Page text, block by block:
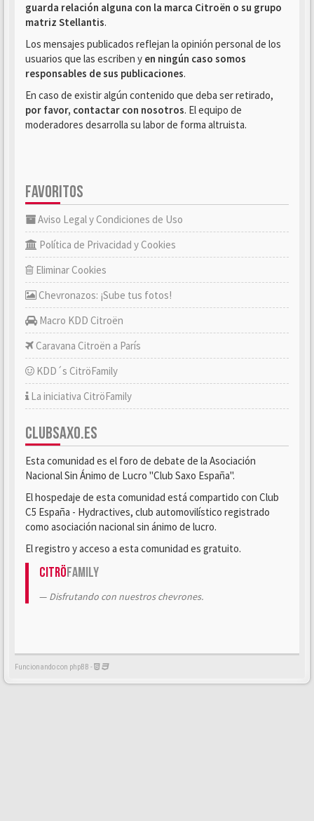
guarda relación alguna con la marca Citroën o su grupo
matriz Stellantis.
Los mensajes publicados reflejan la opinión personal de los
usuarios que las escriben y en ningún caso somos
responsables de sus publicaciones.
En caso de existir algún contenido que deba ser retirado,
por favor, contactar con nosotros. El equipo de
moderadores desarrolla su labor de forma altruista.
FAVORITOS
Aviso Legal y Condiciones de Uso
Política de Privacidad y Cookies
Eliminar Cookies
Chevronazos: ¡Sube tus fotos!
Macro KDD Citroën
Caravana Citroën a París
KDD´s CitröFamily
La iniciativa CitröFamily
CLUBSAXO.ES
Esta comunidad es el foro de debate de la Asociación
Nacional Sin Ánimo de Lucro "Club Saxo España".
El hospedaje de esta comunidad está compartido con Club
C5 España - Hydractives, club automovilístico registrado
como asociación nacional sin ánimo de lucro.
El registro y acceso a esta comunidad es gratuito.
CitröFamily
Disfrutando con nuestros chevrones.
Funcionando con phpBB -